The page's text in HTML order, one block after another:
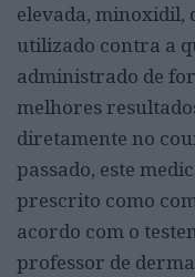
elevada, minoxidil,
utilizado contra a
administrado de
melhores
diretamente no
passado, este
prescrito como
acordo com o
professor de